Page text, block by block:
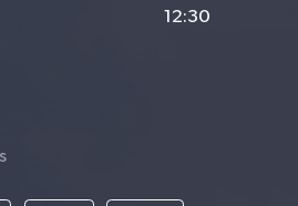
12:30